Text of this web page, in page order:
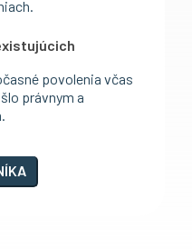
povolenia včas
právnym a